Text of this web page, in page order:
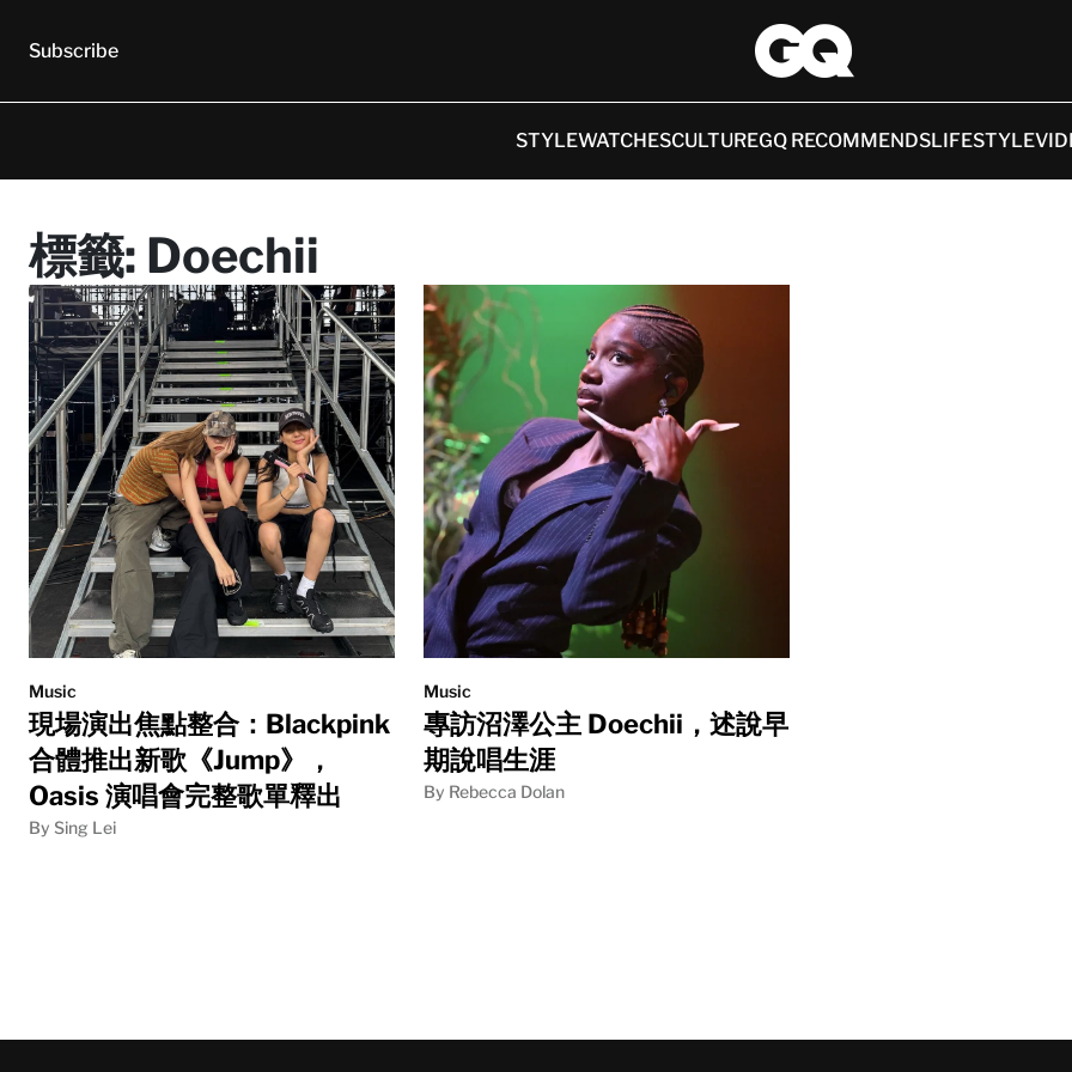
Subscribe
STYLEWATCHESCULTUREGQ RECOMMENDSLIFESTYLE
標籤: Doechii
Music
現場演出焦點整合：Blackpink
合體推出新歌《Jump》，
Oasis 演唱會完整歌單釋出
By Sing Lei
Music
專訪沼澤公主 Doechii，述說早
期說唱生涯
By Rebecca Dolan